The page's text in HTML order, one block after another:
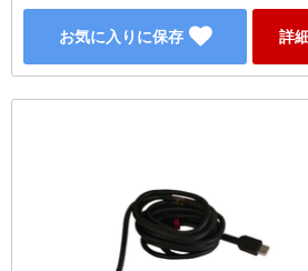
お気に入りに保存 詳